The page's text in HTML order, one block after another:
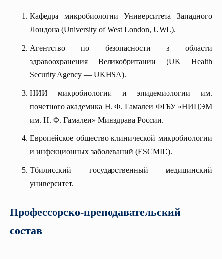
Кафедра микробиологии Университета Западного
Лондона (University of West London, UWL).
Агентство по безопасности в области
здравоохранения Великобритании (UK Health
Security Agency — UKHSA).
НИИ микробиологии и эпидемиологии им.
почетного академика Н. Ф. Гамалеи ФГБУ «НИЦЭМ
им. Н. Ф. Гамалеи» Минздрава России.
Европейское общество клинической микробиологии
и инфекционных заболеваний (ESCMID).
Тбилисский государственный медицинский
университет.
Профессорско-преподавательский
состав